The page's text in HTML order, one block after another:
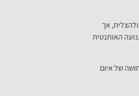
אך
האותנטית
של איום